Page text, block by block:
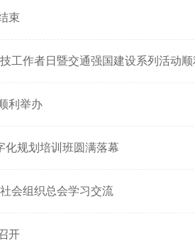
束
利举办
化规划培训班圆满落幕
会组织总会学习交流
开